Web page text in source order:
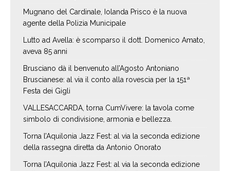
Mugnano del Cardinale, Iolanda Prisco è la nuova
agente della Polizia Municipale
Lutto ad Avella: è scomparso il dott. Domenico Amato,
aveva 85 anni
Brusciano dà il benvenuto all’Agosto Antoniano
Bruscianese: al via il conto alla rovescia per la 151ª
Festa dei Gigli
VALLESACCARDA, torna CumVivere: la tavola come
simbolo di condivisione, armonia e bellezza.
Torna l’Aquilonia Jazz Fest: al via la seconda edizione
della rassegna diretta da Antonio Onorato
Torna l’Aquilonia Jazz Fest: al via la seconda edizione